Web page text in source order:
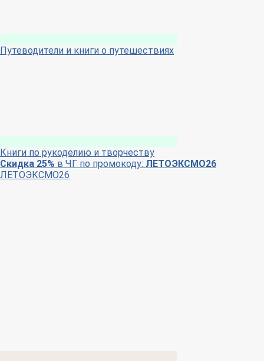
Путеводители и книги о путешествиях
Книги по рукоделию и творчеству
Скидка 25% в ЧГ по промокоду: ЛЕТОЭКСМО26
ЛЕТОЭКСМО26